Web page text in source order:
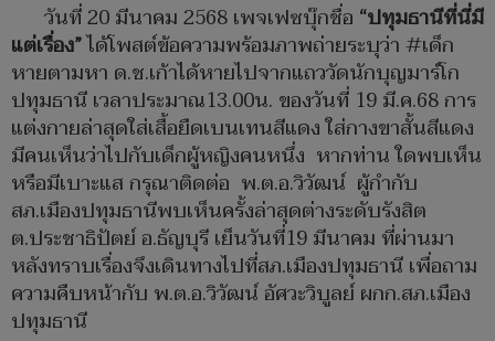
วันที่ 20 มีนาคม 2568 เพจเฟซบุ๊กชื่อ “ปทุมธานีที่นี่มี
แต่เรื่อง”ได้โพสต์ข้อความพร้อมภาพถ่ายระบุว่า #เด็ก
หายตามหา ด.ช.เก้าได้หายไปจากแถววัดนักบุญมาร์โก
ปทุมธานี เวลาประมาณ13.00น. ของวันที่ 19 มี.ค.68 การ
แต่งกายล่าสุดใส่เสื้อยืดเบนเทนสีแดง ใส่กางขาสั้นสีแดง
มีคนเห็นว่าไปกับเด็กผู้หญิงคนหนึ่ง หากท่าน ใดพบเห็น
หรือมีเบาะแส กรุณาติดต่อ พ.ต.อ.วิวัฒน์ ผู้กำกับ
สภ.เมืองปทุมธานีพบเห็นครั้งล่าสุดต่างระดับรังสิต
ต.ประชาธิปัตย์ อ.ธัญบุรี เย็นวันที่19 มีนาคม ที่ผ่านมา
หลังทราบเรื่องจึงเดินทางไปที่สภ.เมืองปทุมธานี เพื่อถาม
ความคืบหน้ากับ พ.ต.อ.วิวัฒน์ อัศวะวิบูลย์ ผกก.สภ.เมือง
ปทุมธานี